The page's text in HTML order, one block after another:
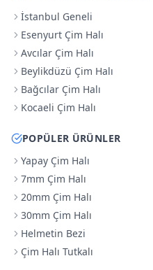
İstanbul Geneli
Esenyurt Çim Halı
Avcılar Çim Halı
Beylikdüzü Çim Halı
Bağcılar Çim Halı
Kocaeli Çim Halı
POPÜLER ÜRÜNLER
Yapay Çim Halı
7mm Çim Halı
20mm Çim Halı
30mm Çim Halı
Helmetin Bezi
Çim Halı Tutkalı